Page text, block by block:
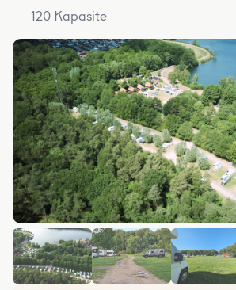
120 Kapasite